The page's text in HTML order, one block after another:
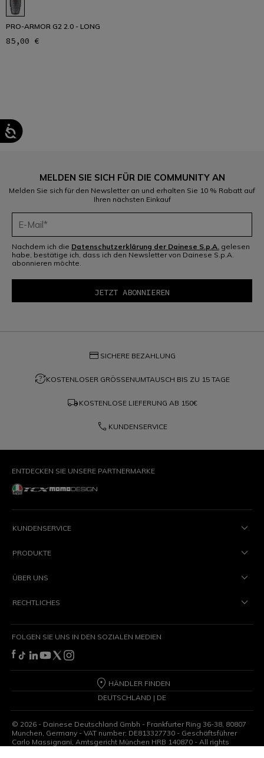
PRO-ARMOR G2 2.0 - LONG
85,00 €
MELDEN SIE SICH FÜR DIE COMMUNITY AN
Melden Sie sich für den Newsletter an und erhalten Sie 10 % Rabatt auf
Ihren nächsten Einkauf
Nachdem ich die Datenschutzerklärung der Dainese S.p.A. gelesen
habe, bestätige ich, dass ich den Newsletter von Dainese S.p.A.
abonnieren möchte.
credit_card SICHERE BEZAHLUNG
question_exchangeKOSTENLOSER GRÖSSENUMTAUSCH BIS ZU 15 TAGE
local_shipping KOSTENLOSE LIEFERUNG AB 150€
phone KUNDENSERVICE
ENTDECKEN SIE UNSERE PARTNERMARKE
KUNDENSERVICE
PRODUKTE
ÜBER UNS
RECHTLICHES
FOLGEN SIE UNS IN DEN SOZIALEN MEDIEN
HÄNDLER FINDEN
DEUTSCHLAND | DE
© 2026 - Dainese Deutschland Gmbh - Frankfurter Ring 36-38, 80807
Munchen, Germany - VAT number: DE813327730 - Geschäftsführer
Carlo Massignani, Amtsgericht München HRB 140870 - All rights